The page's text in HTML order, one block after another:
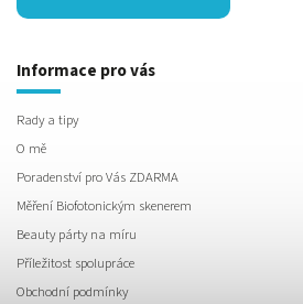
Informace pro vás
Rady a tipy
O mě
Poradenství pro Vás ZDARMA
Měření Biofotonickým skenerem
Beauty párty na míru
Příležitost spolupráce
Obchodní podmínky